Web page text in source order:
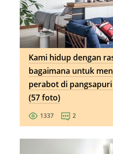
Kami hidup dengan
bagaimana untuk
perabot di
(57 foto)
1337 2